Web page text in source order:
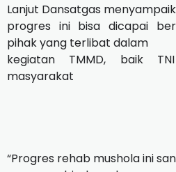
Lanjut Dansatgas
progres ini bisa dicapai
pihak yang terlibat dalam
kegiatan TMMD, baik
masyarakat
“Progres rehab mushola ini